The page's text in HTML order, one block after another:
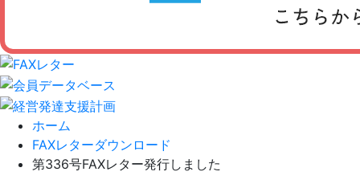
ホーム
FAXレターダウンロード
第336号FAXレター発行しました